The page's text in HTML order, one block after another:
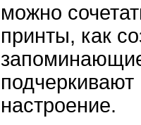
можно
принты, как
настроение.